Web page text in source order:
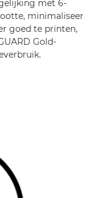
met 6-
minimaliseer
goed te printen,
Gold-